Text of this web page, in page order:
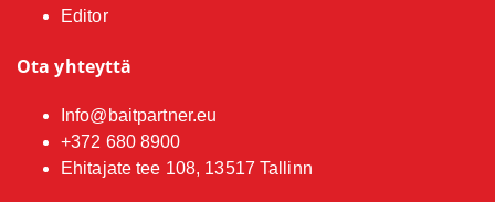
Editor
Ota yhteyttä
Info@baitpartner.eu
+372 680 8900
Ehitajate tee 108, 13517 Tallinn